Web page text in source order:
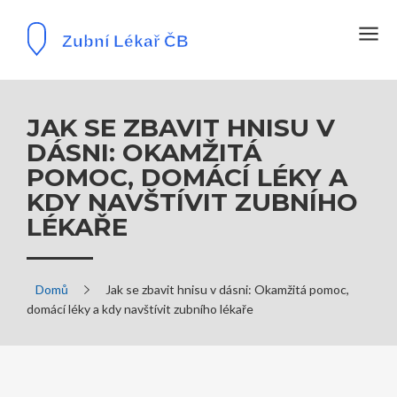
JAK SE ZBAVIT HNISU V
DÁSNI: OKAMŽITÁ
POMOC, DOMÁCÍ LÉKY A
KDY NAVŠTÍVIT ZUBNÍHO
LÉKAŘE
Domů
Jak se zbavit hnisu v dásni: Okamžitá pomoc,
domácí léky a kdy navštívit zubního lékaře